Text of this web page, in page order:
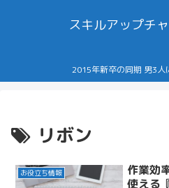
スキルアップチ
2015年新卒の同期 男3人
リボン
お役立ち情報
作業効
使える